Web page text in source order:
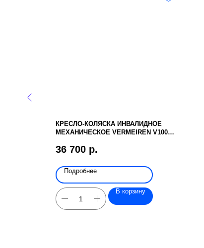
КРЕСЛО-КОЛЯСКА ИНВАЛИДНОЕ
МЕХАНИЧЕСКОЕ VERMEIREN V100
36 700 р.
Подробнее
В корзину